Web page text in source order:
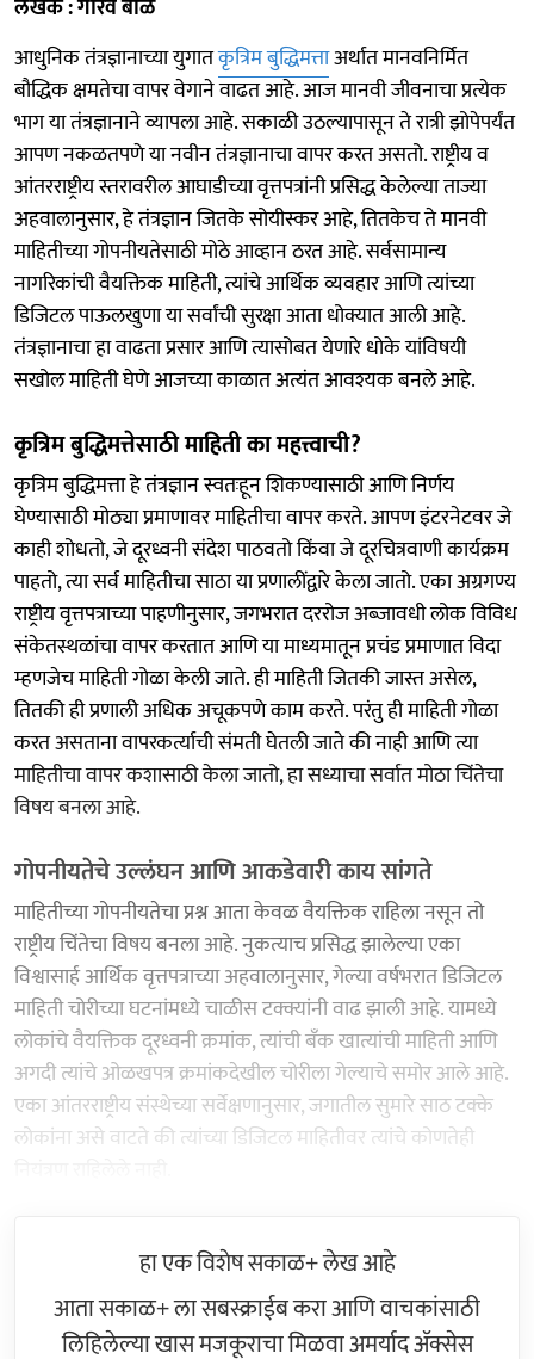
लेखक : गौरव बाळे
आधुनिक तंत्रज्ञानाच्या युगातकृत्रिम बुद्धिमत्ताअर्थात मानवनिर्मित
बौद्धिक क्षमतेचा वापर वेगाने वाढत आहे. आज मानवी जीवनाचा प्रत्येक
भाग या तंत्रज्ञानाने व्यापला आहे. सकाळी उठल्यापासून ते रात्री झोपेपर्यंत
आपण नकळतपणे या नवीन तंत्रज्ञानाचा वापर करत असतो. राष्ट्रीय व
आंतरराष्ट्रीय स्तरावरील आघाडीच्या वृत्तपत्रांनी प्रसिद्ध केलेल्या ताज्या
अहवालानुसार, हे तंत्रज्ञान जितके सोयीस्कर आहे, तितकेच ते मानवी
माहितीच्या गोपनीयतेसाठी मोठे आव्हान ठरत आहे. सर्वसामान्य
नागरिकांची वैयक्तिक माहिती, त्यांचे आर्थिक व्यवहार आणि त्यांच्या
डिजिटल पाऊलखुणा या सर्वांची सुरक्षा आता धोक्यात आली आहे.
तंत्रज्ञानाचा हा वाढता प्रसार आणि त्यासोबत येणारे धोके यांविषयी
सखोल माहिती घेणे आजच्या काळात अत्यंत आवश्यक बनले आहे.
कृत्रिम बुद्धिमत्तेसाठी माहिती का महत्त्वाची?
कृत्रिम बुद्धिमत्ता हे तंत्रज्ञान स्वतःहून शिकण्यासाठी आणि निर्णय
घेण्यासाठी मोठ्या प्रमाणावर माहितीचा वापर करते. आपण इंटरनेटवर जे
काही शोधतो, जे दूरध्वनी संदेश पाठवतो किंवा जे दूरचित्रवाणी कार्यक्रम
पाहतो, त्या सर्व माहितीचा साठा या प्रणालींद्वारे केला जातो. एका अग्रगण्य
राष्ट्रीय वृत्तपत्राच्या पाहणीनुसार, जगभरात दररोज अब्जावधी लोक विविध
संकेतस्थळांचा वापर करतात आणि या माध्यमातून प्रचंड प्रमाणात विदा
म्हणजेच माहिती गोळा केली जाते. ही माहिती जितकी जास्त असेल,
तितकी ही प्रणाली अधिक अचूकपणे काम करते. परंतु ही माहिती गोळा
करत असताना वापरकर्त्याची संमती घेतली जाते की नाही आणि त्या
माहितीचा वापर कशासाठी केला जातो, हा सध्याचा सर्वात मोठा चिंतेचा
विषय बनला आहे.
गोपनीयतेचे उल्लंघन आणि आकडेवारी काय सांगते
माहितीच्या गोपनीयतेचा प्रश्न आता केवळ वैयक्तिक राहिला नसून तो
राष्ट्रीय चिंतेचा विषय बनला आहे. नुकत्याच प्रसिद्ध झालेल्या एका
विश्वासार्ह आर्थिक वृत्तपत्राच्या अहवालानुसार, गेल्या वर्षभरात डिजिटल
माहिती चोरीच्या घटनांमध्ये चाळीस टक्क्यांनी वाढ झाली आहे. यामध्ये
लोकांचे वैयक्तिक दूरध्वनी क्रमांक, त्यांची बँक खात्यांची माहिती आणि
अगदी त्यांचे ओळखपत्र क्रमांकदेखील चोरीला गेल्याचे समोर आले आहे.
एका आंतरराष्ट्रीय संस्थेच्या सर्वेक्षणानुसार, जगातील सुमारे साठ टक्के
लोकांना असे वाटते की त्यांच्या डिजिटल माहितीवर त्यांचे कोणतेही
हा एक विशेष सकाळ+ लेख आहे
आता सकाळ+ ला सबस्क्राईब करा आणि वाचकांसाठी
लिहिलेल्या खास मजकूराचा मिळवा अमर्याद ॲक्सेस